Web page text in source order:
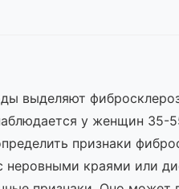
выделяют
у женщин 35-
признаки
неровными краями или